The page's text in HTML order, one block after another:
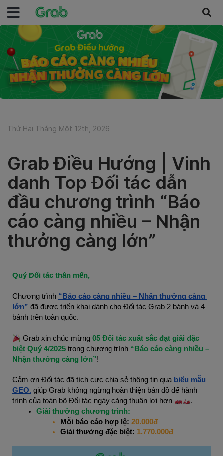
Thứ Hai Tháng Một 12th, 2026
Grab Điều Hướng | Vinh
danh Top Đối tác dẫn
đầu chương trình “Báo
cáo càng nhiều – Nhận
thưởng càng lớn”
Quý Đối tác thân mến,
Chương trình “Báo cáo càng nhiều – Nhận thưởng càng
lớn” đã được triển khai dành cho Đối tác Grab 2 bánh và 4
bánh trên toàn quốc.
Grab xin chúc mừng 05 Đối tác xuất sắc đạt giải đặc
biệt Quý 4/2025 trong chương trình “Báo cáo càng nhiều –
Nhận thưởng càng lớn”!
Cảm ơn Đối tác đã tích cực chia sẻ thông tin qua biểu mẫu
GEO, giúp Grab không ngừng hoàn thiện bản đồ để hành
trình của toàn bộ Đối tác ngày càng thuận lợi hơn
.
Giải thưởng chương trình:
Mỗi báo cáo hợp lệ: 20.000đ
Giải thưởng đặc biệt: 1.770.000đ